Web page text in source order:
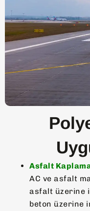
Asfalt
AC ve asfalt
asfalt üzerine
beton üzerine